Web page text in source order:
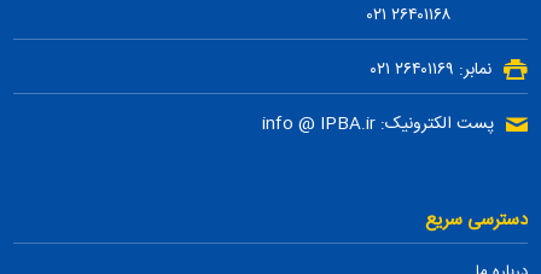
۲۶۴۰۱۱۶۸ ۰۲۱
نمابر: ۲۶۴۰۱۱۶۹ ۰۲۱
پست الکترونیک: info @ IPBA.ir
دسترسی سریع